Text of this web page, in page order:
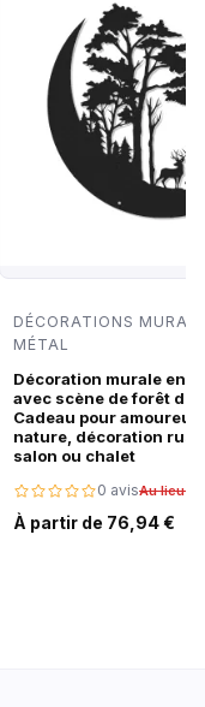
DÉCORATIONS
MÉTAL
Décoration murale en
avec scène de forêt de
Cadeau pour amoureux
nature, décoration
salon ou chalet
0 avisAu lieu
À partir de 76,94 €